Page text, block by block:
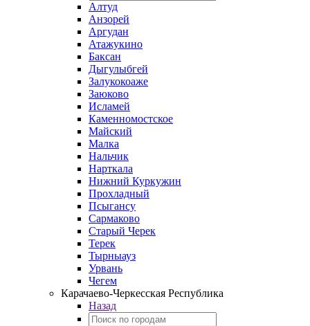
Алтуд
Анзорей
Аргудан
Атажукино
Баксан
Дыгулыбгей
Залукокоаже
Заюково
Исламей
Каменномостское
Майский
Малка
Нальчик
Нарткала
Нижний Куркужин
Прохладный
Псыгансу
Сармаково
Старый Черек
Терек
Тырныауз
Урвань
Чегем
Карачаево-Черкесская Республика
Назад